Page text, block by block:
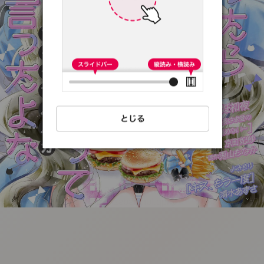
:692.15.692.15:t-
vnqp.lunrzsdszk.vn.oi